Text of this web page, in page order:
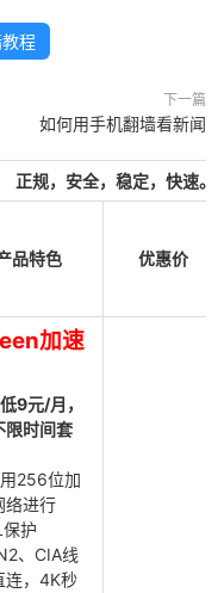
程
下一篇
如何用手机翻墙看新闻
正规，安全，稳定，快速。
品特色 优惠价
加速
9元/月，
限时间套
256位加
络进行
保护
、CIA线
连，4K秒